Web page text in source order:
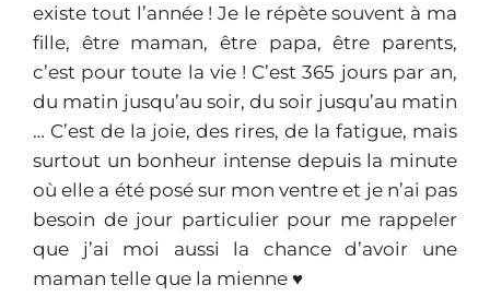
existe tout l’année ! Je le répète souvent à ma
fille, être maman, être papa, être parents,
c’est pour toute la vie ! C’est 365 jours par an,
du matin jusqu’au soir, du soir jusqu’au matin
… C’est de la joie, des rires, de la fatigue, mais
surtout un bonheur intense depuis la minute
où elle a été posé sur mon ventre et je n’ai pas
besoin de jour particulier pour me rappeler
que j’ai moi aussi la chance d’avoir une
maman telle que la mienne ♥︎